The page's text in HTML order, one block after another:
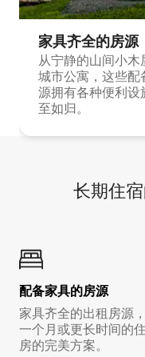
家具齐全的房源
从宁静的山间小木
城市公寓，这些配
源拥有各种便利设
至如归。
长期住
配备家具的房源
家具齐全的出租房源
一个月或更长时间的
房的完美方案。